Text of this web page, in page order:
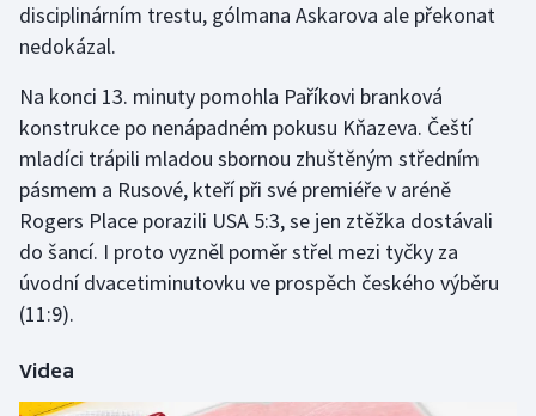
Motorsport
Olympijské hry
Parasport
Plavání
Plážový volejbal
Ragby
Rychlobruslení
disciplinárním trestu, gólmana Askarova ale překonat
nedokázal.
Na konci 13. minuty pomohla Paříkovi branková
konstrukce po nenápadném pokusu Kňazeva. Čeští
mladíci trápili mladou sbornou zhuštěným středním
pásmem a Rusové, kteří při své premiéře v aréně
Rogers Place porazili USA 5:3, se jen ztěžka dostávali
do šancí. I proto vyzněl poměr střel mezi tyčky za
úvodní dvacetiminutovku ve prospěch českého výběru
(11:9).
Videa